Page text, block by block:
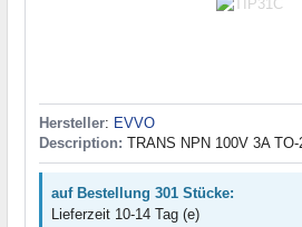
Hersteller: EVVO
Description: TRANS NPN 100V 3A TO-
auf Bestellung 301 Stücke:
Lieferzeit 10-14 Tag (e)